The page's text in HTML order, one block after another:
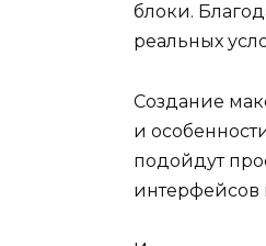
блоки.
реальных
Создание
и
подойдут
интерфейсов